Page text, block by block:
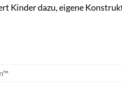
Kinder dazu, eigene